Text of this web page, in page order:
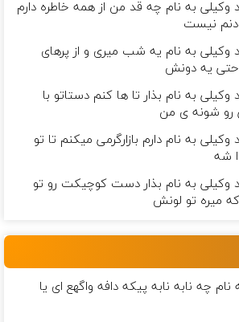
وکیلی به نام چه قد من از همه خاطره دارم
نیست
وکیلی به نام یه شب میرى و از پرهای
حتی یه دونش
وکیلی به نام بذار تا ها كنم دستاتو با
رو شونه ى من
وکیلی به نام دارم بازارگرمی میكنم تا تو
شه
وکیلی به نام بذار دست كوچیكت رو تو
میره تو لونش
نام چه نابه نابه پیکه دافه واگهع ای یا